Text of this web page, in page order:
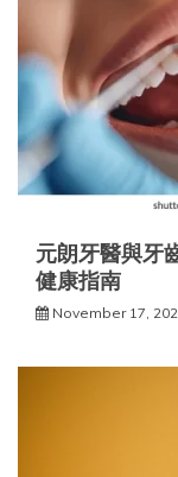
元朗牙醫與牙
健康指南
November 17,